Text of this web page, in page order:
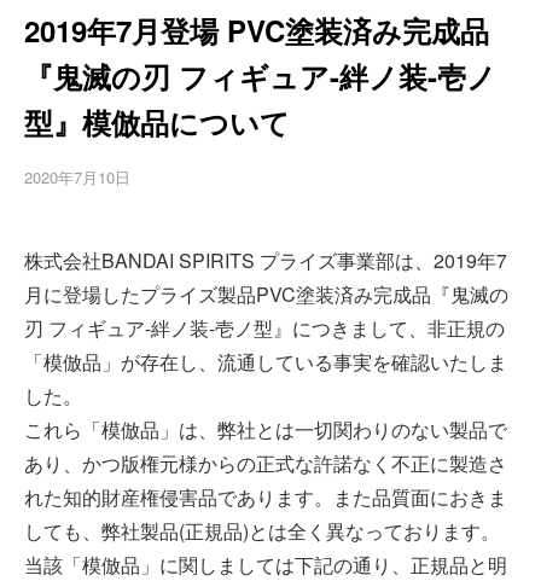
2019年7月登場 PVC塗装済み完成品
『鬼滅の刃 フィギュア-絆ノ装-壱ノ
型』模倣品について
2020年7月10日
株式会社BANDAI SPIRITS プライズ事業部は、2019年7
月に登場したプライズ製品PVC塗装済み完成品『鬼滅の
刃 フィギュア-絆ノ装-壱ノ型』につきまして、非正規の
「模倣品」が存在し、流通している事実を確認いたしま
した。
これら「模倣品」は、弊社とは一切関わりのない製品で
あり、かつ版権元様からの正式な許諾なく不正に製造さ
れた知的財産権侵害品であります。また品質面におきま
しても、弊社製品(正規品)とは全く異なっております。
当該「模倣品」に関しましては下記の通り、正規品と明